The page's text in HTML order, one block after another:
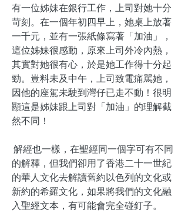
有一位姊妹在銀行工作，上司對她十分
苛刻。在一個年初四早上，她桌上放著
一千元，並有一張紙條寫著「加油」，
這位姊妹很感動，原來上司外冷內熱，
其實對她很有心，於是她工作得十分起
勁。豈料未及中午，上司致電痛駡她，
因他的座駕未駛到灣仔已走不動！很明
顯這是姊妹跟上司對「加油」的理解截
然不同！
解經也一樣，在聖經同一個字可有不同
的解釋，但我們卻用了香港二十一世紀
的華人文化去解讀舊約以色列的文化或
新約的希羅文化，如果將我們的文化融
入聖經文本，有可能會完全碰釘子。